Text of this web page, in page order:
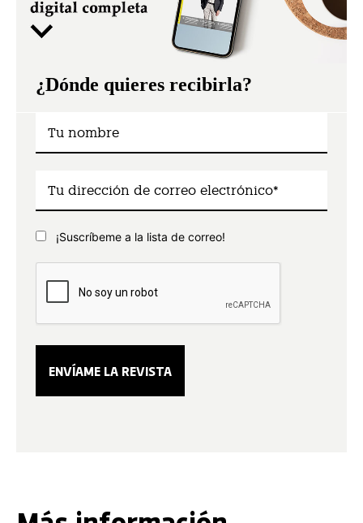
¿Dónde quieres recibirla?
¡Suscríbeme a la lista de correo!